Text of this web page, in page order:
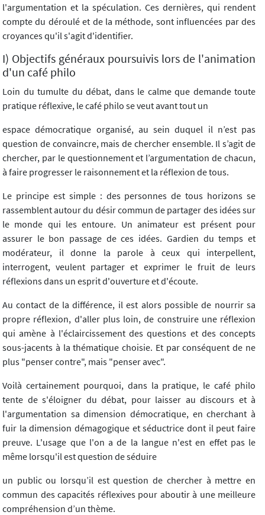
l'argumentation et la spéculation. Ces dernières, qui rendent
compte du déroulé et de la méthode, sont influencées par des
croyances qu'il s'agit d'identifier.
I) Objectifs généraux poursuivis lors de l'animation
d'un café philo
Loin du tumulte du débat, dans le calme que demande toute
pratique réflexive, le café philo se veut avant tout un
espace démocratique organisé, au sein duquel il n’est pas
question de convaincre, mais de chercher ensemble. Il s’agit de
chercher, par le questionnement et l’argumentation de chacun,
à faire progresser le raisonnement et la réflexion de tous.
Le principe est simple : des personnes de tous horizons se
rassemblent autour du désir commun de partager des idées sur
le monde qui les entoure. Un animateur est présent pour
assurer le bon passage de ces idées. Gardien du temps et
modérateur, il donne la parole à ceux qui interpellent,
interrogent, veulent partager et exprimer le fruit de leurs
réflexions dans un esprit d'ouverture et d'écoute.
Au contact de la différence, il est alors possible de nourrir sa
propre réflexion, d'aller plus loin, de construire une réflexion
qui amène à l'éclaircissement des questions et des concepts
sous-jacents à la thématique choisie. Et par conséquent de ne
plus "penser contre", mais "penser avec".
Voilà certainement pourquoi, dans la pratique, le café philo
tente de s'éloigner du débat, pour laisser au discours et à
l'argumentation sa dimension démocratique, en cherchant à
fuir la dimension démagogique et séductrice dont il peut faire
preuve. L'usage que l'on a de la langue n'est en effet pas le
même lorsqu'il est question de séduire
un public ou lorsqu’il est question de chercher à mettre en
commun des capacités réflexives pour aboutir à une meilleure
compréhension d’un thème.